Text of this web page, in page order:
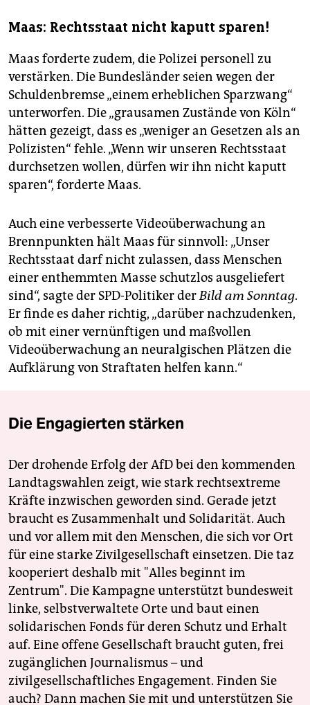
Maas: Rechtsstaat nicht kaputt sparen!
Maas forderte zudem, die Polizei personell zu
verstärken. Die Bundesländer seien wegen der
Schuldenbremse „einem erheblichen Sparzwang“
unterworfen. Die „grausamen Zustände von Köln“
hätten gezeigt, dass es „weniger an Gesetzen als an
Polizisten“ fehle. „Wenn wir unseren Rechtsstaat
durchsetzen wollen, dürfen wir ihn nicht kaputt
sparen“, forderte Maas.
Auch eine verbesserte Videoüberwachung an
Brennpunkten hält Maas für sinnvoll: „Unser
Rechtsstaat darf nicht zulassen, dass Menschen
einer enthemmten Masse schutzlos ausgeliefert
sind“, sagte der SPD-Politiker derBild am Sonntag.
Er finde es daher richtig, „darüber nachzudenken,
ob mit einer vernünftigen und maßvollen
Videoüberwachung an neuralgischen Plätzen die
Aufklärung von Straftaten helfen kann.“
Die Engagierten stärken
Der drohende Erfolg der AfD bei den kommenden
Landtagswahlen zeigt, wie stark rechtsextreme
Kräfte inzwischen geworden sind. Gerade jetzt
braucht es Zusammenhalt und Solidarität. Auch
und vor allem mit den Menschen, die sich vor Ort
für eine starke Zivilgesellschaft einsetzen. Die taz
kooperiert deshalb mit "Alles beginnt im
Zentrum". Die Kampagne unterstützt bundesweit
linke, selbstverwaltete Orte und baut einen
solidarischen Fonds für deren Schutz und Erhalt
auf. Eine offene Gesellschaft braucht guten, frei
zugänglichen Journalismus – und
zivilgesellschaftliches Engagement. Finden Sie
auch? Dann machen Sie mit und unterstützen Sie